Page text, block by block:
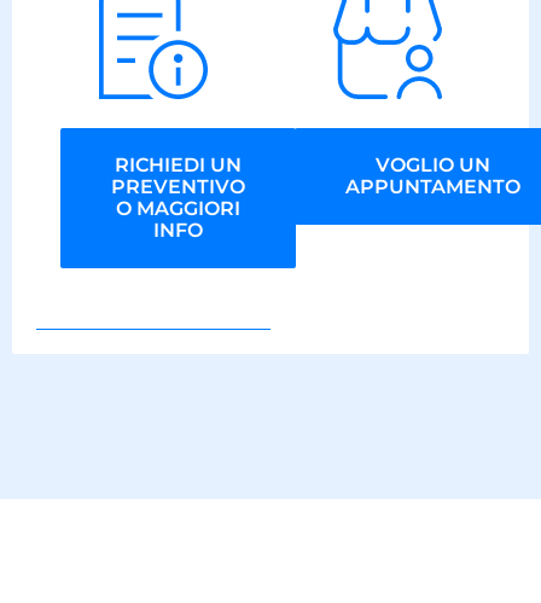
RICHIEDI UN
PREVENTIVO
O MAGGIORI
INFO
VOGLIO UN
APPUNTAMENTO